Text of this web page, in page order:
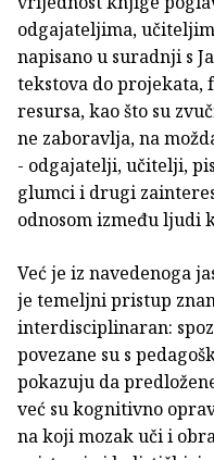
odgajateljima,
napisano u suradnji s
tekstova do projekata,
resursa, kao što su
ne zaboravlja, na
- odgajatelji, učitelji,
glumci i drugi
odnosom između ljudi
Već je iz navedenoga
je temeljni pristup
interdisciplinaran:
povezane su s
pokazuju da
već su kognitivno
na koji mozak uči i